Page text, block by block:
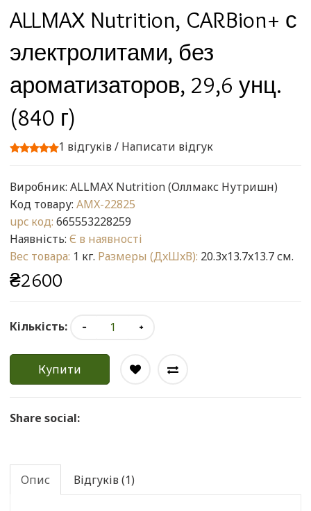
ALLMAX Nutrition, CARBion+ с
электролитами, без
ароматизаторов, 29,6 унц.
(840 г)
1 відгуків/ Написати відгук
Виробник: ALLMAX Nutrition (Оллмакс Нутришн)
Код товару: AMX-22825
upc код: 665553228259
Наявність: Є в наявності
Вес товара: 1 кг. Размеры (ДxШxВ): 20.3x13.7x13.7 см.
₴2600
Кількість:
Купити
Share social:
Опис Відгуків (1)